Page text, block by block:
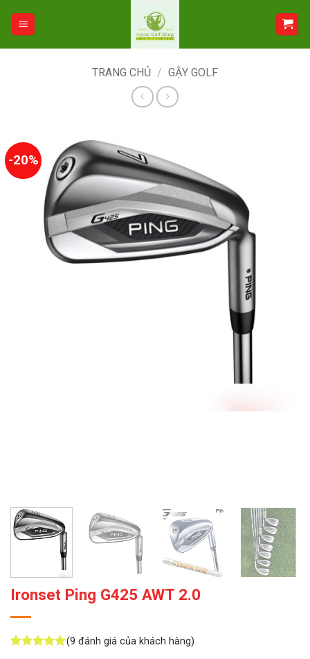
TRANG CHỦ / GẬY GOLF
-20%
Ironset Ping G425 AWT 2.0
(9 đánh giá của khách hàng)